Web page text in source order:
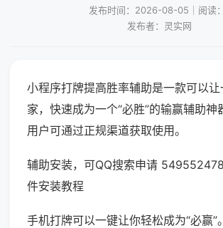
发布时间：2026-08-05｜阅读
发布者：灵实网
小程序打牌提高胜率辅助是一款可以
家，快速成为一个“必胜”的输赢辅助神
用户可通过正规渠道获取使用。
辅助安装，可QQ搜索申请
件安装教程
手机打牌可以一键让你轻松成为“必赢”